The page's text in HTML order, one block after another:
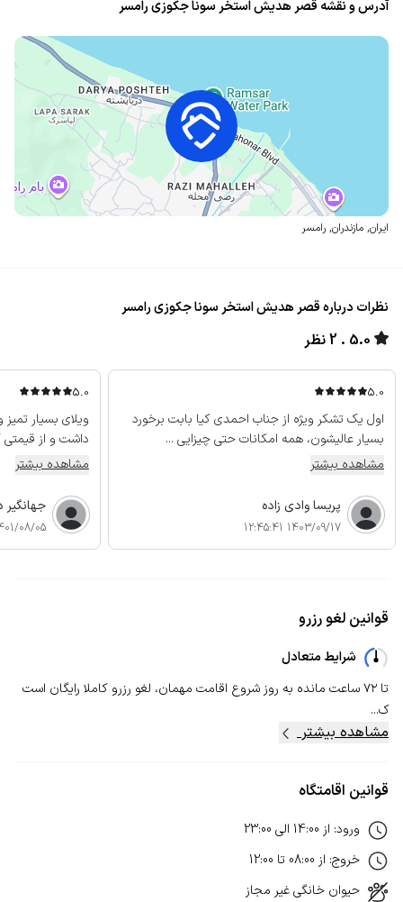
آدرس و نقشه قصر هدیش استخر سونا جکوزی رامسر
ایران, مازندران, رامسر
نظرات درباره قصر هدیش استخر سونا جکوزی رامسر
5.0 2 نظر
5.0
اول یک تشکر ویژه از جناب احمدی کیا بابت برخورد
بسیار عالیشون، همه امکانات حتی چیزایی ...
مشاهده بیشتر
پریسا وادی زاده
1403/09/17 12:45:41
5.0
ویلای بسیار
داشت و از
مشاهده بیشتر
08/05 06:09:06
قوانین لغو رزرو
شرایط متعادل
تا ۷۲ ساعت مانده به روز شروع اقامت مهمان، لغو رزرو کاملا رایگان است
ک...
مشاهده بیشتر
قوانین اقامتگاه
ورود: از 14:00 الی 23:00
خروج: از 08:00 تا 12:00
حیوان خانگیغیر مجاز